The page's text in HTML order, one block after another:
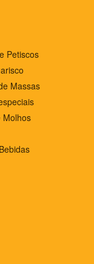
Petiscos
Massas
Molhos